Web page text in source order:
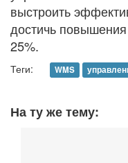
выстроить
достичь
25%.
Теги: WMS
На ту же тему: